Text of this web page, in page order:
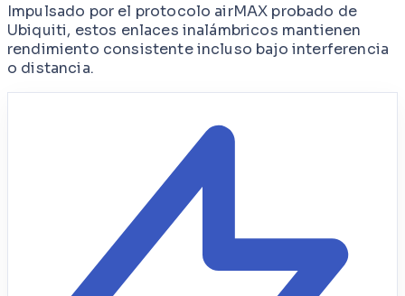
Impulsado por el protocolo airMAX probado de
Ubiquiti, estos enlaces inalámbricos mantienen
rendimiento consistente incluso bajo interferencia
o distancia.